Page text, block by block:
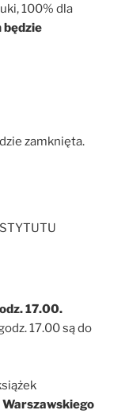
100% dla
będzie
zamknięta.
17.00.
17.00 są do